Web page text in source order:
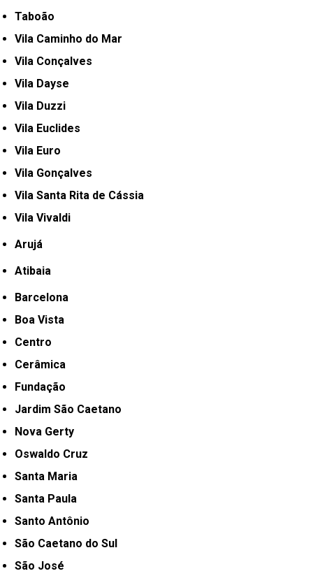
Taboão
Vila Caminho do Mar
Vila Conçalves
Vila Dayse
Vila Duzzi
Vila Euclides
Vila Euro
Vila Gonçalves
Vila Santa Rita de Cássia
Vila Vivaldi
Arujá
Atibaia
Barcelona
Boa Vista
Centro
Cerâmica
Fundação
Jardim São Caetano
Nova Gerty
Oswaldo Cruz
Santa Maria
Santa Paula
Santo Antônio
São Caetano do Sul
São José